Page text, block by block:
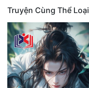
Truyện Cùng Thể Loại